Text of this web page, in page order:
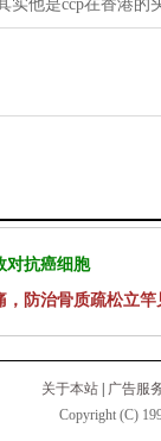
他是ccp在香港的
对抗癌细胞
防治骨质疏松立竿
关于本站
广告服
Copyright (C)